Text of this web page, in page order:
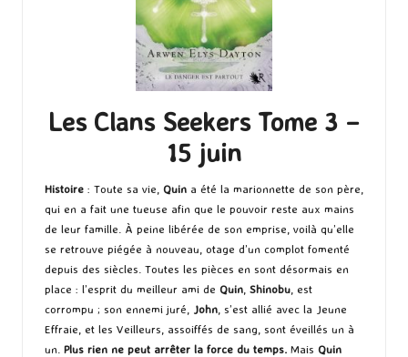
Les Clans Seekers Tome 3 –
15 juin
Histoire : Toute sa vie, Quin a été la marionnette de son père,
qui en a fait une tueuse afin que le pouvoir reste aux mains
de leur famille. À peine libérée de son emprise, voilà qu’elle
se retrouve piégée à nouveau, otage d’un complot fomenté
depuis des siècles. Toutes les pièces en sont désormais en
place : l’esprit du meilleur ami de Quin Shinobu , est
corrompu ; son ennemi juré,
John , s’est allié avec la Jeune
Effraie, et les Veilleurs, assoiffés de sang, sont éveillés un à
un. Plus rien ne peut arrêter la force du temps. Mais Quin